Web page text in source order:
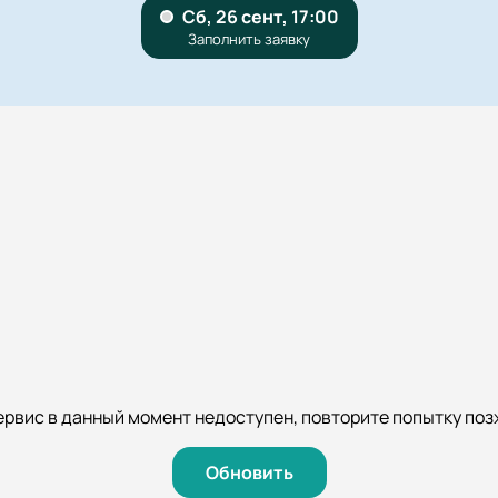
в данный момент недоступен, повторите попытку
Обновить